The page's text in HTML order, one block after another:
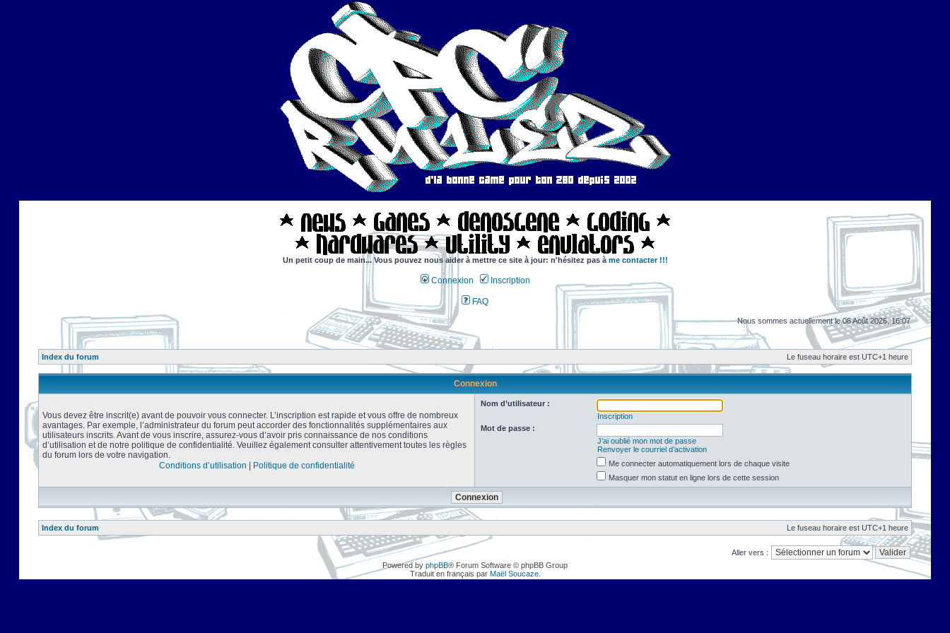
Un petit coup de main... Vous pouvez nous aider à mettre ce site à jour: n'hésitez pas à me contacter !!!
Connexion Inscription
FAQ
Nous sommes actuellement le 08 Août 2026, 16:07
Index du forum Le fuseau horaire est UTC+1 heure
Connexion
Vous devez être inscrit(e) avant de pouvoir vous connecter. L’inscription est rapide et vous offre de nombreux
avantages. Par exemple, l’administrateur du forum peut accorder des fonctionnalités supplémentaires aux
utilisateurs inscrits. Avant de vous inscrire, assurez-vous d’avoir pris connaissance de nos conditions
d’utilisation et de notre politique de confidentialité. Veuillez également consulter attentivement toutes les règles
du forum lors de votre navigation.
Conditions d’utilisation
Politique de confidentialité
Nom d’utilisateur :
Inscription
Mot de passe :
J’ai oublié mon mot de passe
Renvoyer le courriel d’activation
Me connecter automatiquement lors de chaque visite
Masquer mon statut en ligne lors de cette session
Index du forum Le fuseau horaire est UTC+1 heure
Aller vers :
Powered by phpBB® Forum Software © phpBB Group
Traduit en français par Maël Soucaze.